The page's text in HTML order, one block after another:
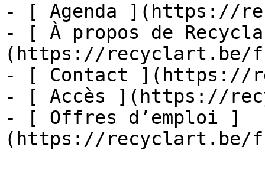
- [ Agenda ](https://
- [ À propos de
(https://recyclart.be/
- [ Contact ](https://
- [ Accès ](https://
- [ Offres d’emploi ]
(https://recyclart.be/